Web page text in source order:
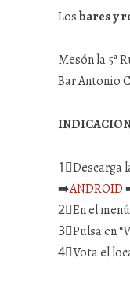
Losbares y
Mesón la 5ª
Bar Antonio
1⃣Descarga
➡️ANDROID
2⃣En el
3⃣Pulsa en
4⃣Vota el